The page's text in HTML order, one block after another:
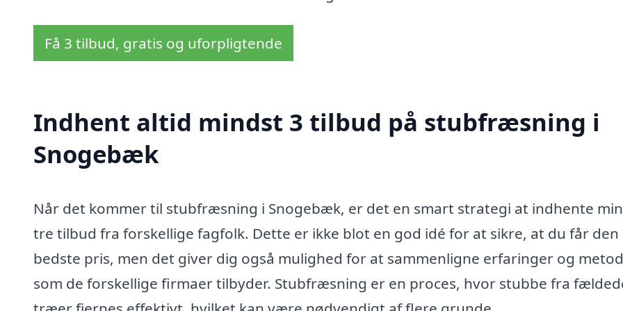
Få 3 tilbud, gratis og uforpligtende
Indhent altid mindst 3 tilbud på stubfræsning i
Snogebæk
Når det kommer til stubfræsning i Snogebæk, er det en smart strategi at indhente
tre tilbud fra forskellige fagfolk. Dette er ikke blot en god idé for at sikre, at du får den
bedste pris, men det giver dig også mulighed for at sammenligne erfaringer og
som de forskellige firmaer tilbyder. Stubfræsning er en proces, hvor stubbe fra